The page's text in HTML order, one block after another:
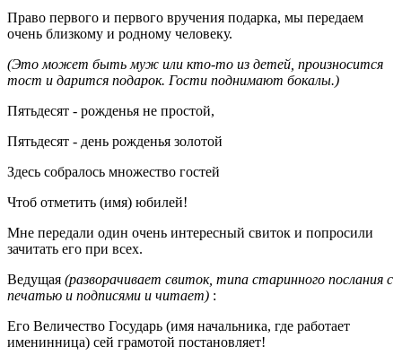
Право первого и первого вручения подарка, мы передаем
очень близкому и родному человеку.
(Это может быть муж или кто-то из детей, произносится
тост и дарится подарок. Гости поднимают бокалы.)
Пятьдесят - рожденья не простой,
Пятьдесят - день рожденья золотой
Здесь собралось множество гостей
Чтоб отметить (имя) юбилей!
Мне передали один очень интересный свиток и попросили
зачитать его при всех.
Ведущая (разворачивает свиток, типа старинного послания с
печатью и подписями и читает) :
Его Величество Государь (имя начальника, где работает
именинница) сей грамотой постановляет!